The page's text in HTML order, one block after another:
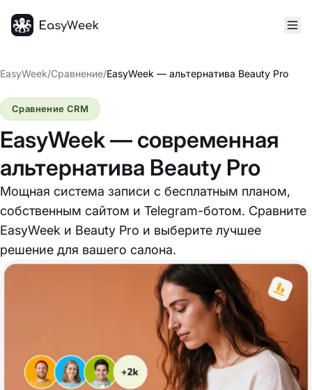
EasyWeek/Сравнение/EasyWeek — альтернатива Beauty Pro
EasyWeek — современная
альтернатива Beauty Pro
Мощная система записи с бесплатным планом,
собственным сайтом и Telegram-ботом. Сравните
EasyWeek и Beauty Pro и выберите лучшее
решение для вашего салона.
Сравнение CRM